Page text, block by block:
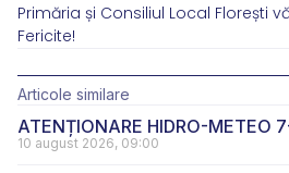
Primăria și Consiliul Local Florești
Fericite!
Articole similare
ATENȚIONARE HIDRO-METEO
10 august 2026, 09:00